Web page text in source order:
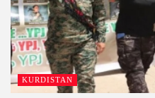
KURDISTAN